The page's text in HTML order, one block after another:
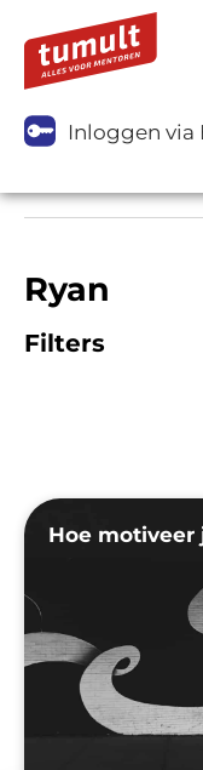
Inloggen via
Ryan
Filters
Hoe motiveer